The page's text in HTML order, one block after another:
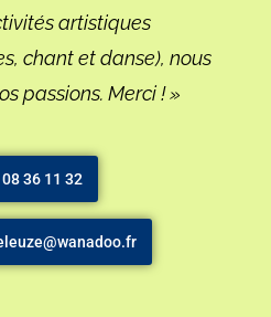
artistiques
chant et danse), nous
passions. Merci ! »
36 11 32